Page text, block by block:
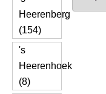
Heerenberg
(154)
's
Heerenhoek
(8)